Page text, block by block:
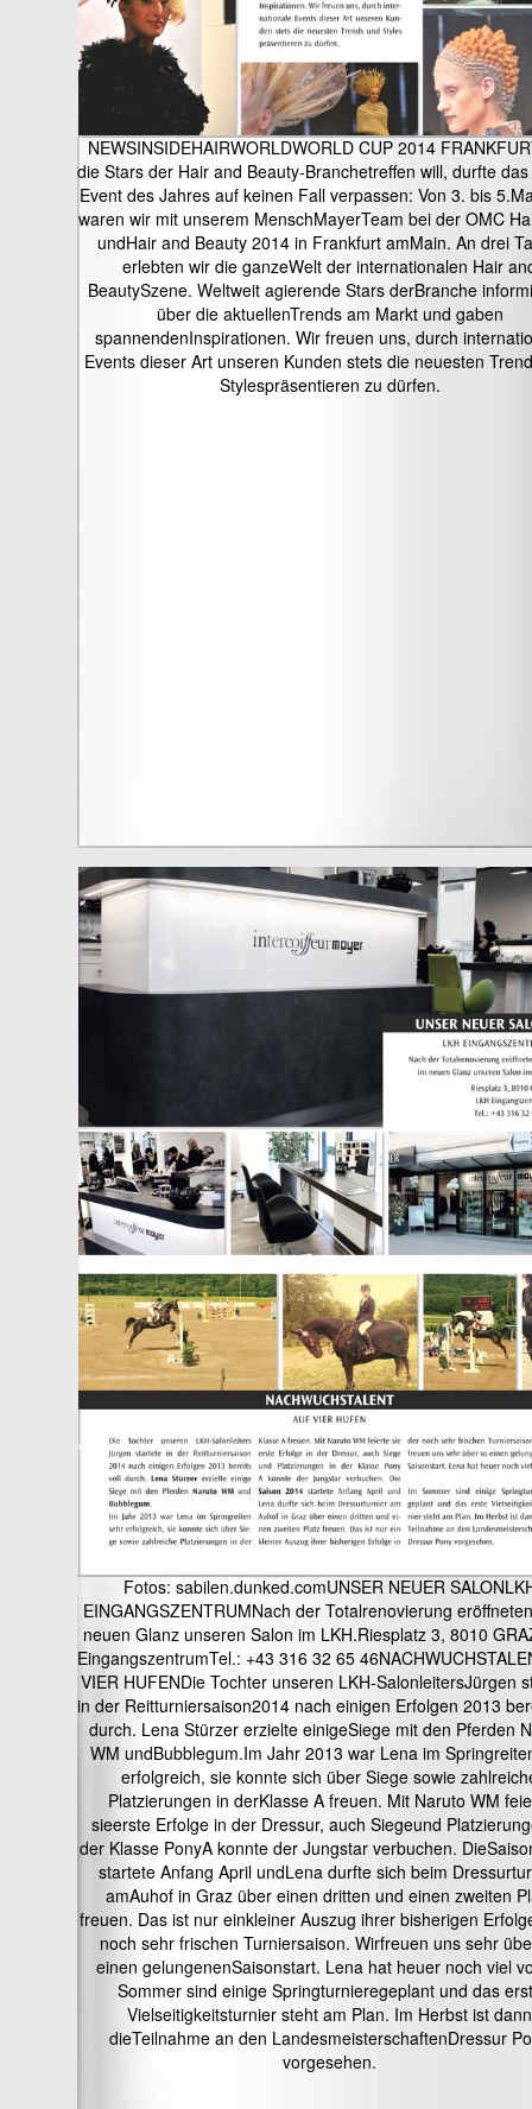
NEWSINSIDEHAIRWORLDWORLD CUP 2014
die Stars der Hair and Beauty-Branchetreffen will, durfte
Event des Jahres auf keinen Fall verpassen: Von 3. bis
waren wir mit unserem MenschMayerTeam bei der OMC
undHair and Beauty 2014 in Frankfurt amMain. An drei
erlebten wir die ganzeWelt der internationalen Hair
BeautySzene. Weltweit agierende Stars derBranche
über die aktuellenTrends am Markt und gaben
spannendenInspirationen. Wir freuen uns, durch
Events dieser Art unseren Kunden stets die neuesten
Stylespräsentieren zu dürfen.
Fotos: sabilen.dunked.comUNSER NEUER
EINGANGSZENTRUMNach der Totalrenovierung
neuen Glanz unseren Salon im LKH.Riesplatz 3, 8010
EingangszentrumTel.: +43 316 32 65
VIER HUFENDie Tochter unseren LKH-SalonleitersJürgen
in der Reitturniersaison2014 nach einigen Erfolgen 2013
durch. Lena Stürzer erzielte einigeSiege mit den Pferden
WM undBubblegum.Im Jahr 2013 war Lena im
erfolgreich, sie konnte sich über Siege sowie
Platzierungen in derKlasse A freuen. Mit Naruto WM
sieerste Erfolge in der Dressur, auch Siegeund
der Klasse PonyA konnte der Jungstar verbuchen.
startete Anfang April undLena durfte sich beim
amAuhof in Graz über einen dritten und einen zweiten
freuen. Das ist nur einkleiner Auszug ihrer bisherigen
noch sehr frischen Turniersaison. Wirfreuen uns sehr
einen gelungenenSaisonstart. Lena hat heuer noch viel
Sommer sind einige Springturnieregeplant und das
Vielseitigkeitsturnier steht am Plan. Im Herbst ist dann
dieTeilnahme an den LandesmeisterschaftenDressur
vorgesehen.